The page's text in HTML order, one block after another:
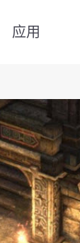
应用